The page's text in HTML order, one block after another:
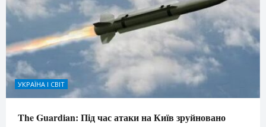
УКРАЇНА І СВІТ
The Guardian: Під час атаки на Київ зруйновано